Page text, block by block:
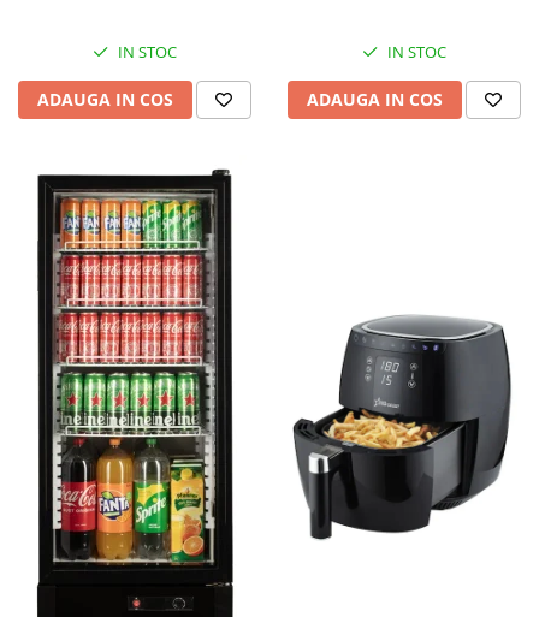
IN STOC
ADAUGA IN COS
IN STOC
ADAUGA IN COS